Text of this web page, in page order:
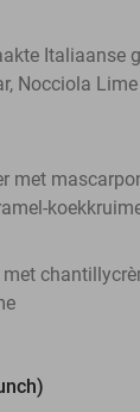
Italiaanse
Nocciola
met